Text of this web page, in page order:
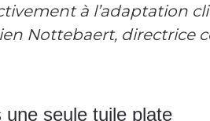
à l’adaptation
Nottebaert, directrice
seule tuile plate